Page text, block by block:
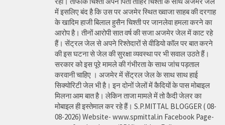
में इसलिए बंद है कि उस पर अजमेर स्थित ख्वाजा साहब की दरगाह
के खादिम हाजी बिलाल हुसैन चिश्ती पर जानलेवा हमला करने का
आरोप है। तीनों आरोपी सात वर्ष की सजा अजमेर जेल में काट रहे
हैं। सेंट्रल जेल से अपने रिश्तेदारों से वीडियो कॉल पर बात करने
की इस घटना से जेल की सुरक्षा व्यवस्था पर भी सवाल उठते हैं।
सरकार को इस पूरे मामले की गंभीरता के साथ जांच पड़ताल
करवानी चाहिए । अजमेर में सेंट्रल जेल के साथ साथ हाई
सिक्योरिटी जेल भी है। इन दोनों जेलों में कैदियों के पास मोबाइल
मिलना आम बात है। लेकिन ताजा मामले में तो कैदी जेलर का
मोबाइल ही इस्तेमाल कर रहे हैं। S.P.MITTAL BLOGGER ( 08-
08-2026) Website- www.spmittal.in Facebook Page-